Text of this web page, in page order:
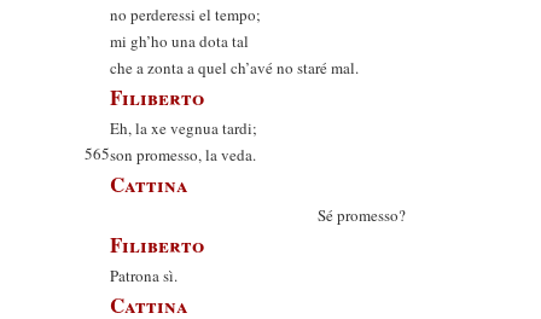
no perderessi el tempo;
mi gh’ho una dota tal
che a zonta a quel ch’avé no staré mal.
Filiberto
Eh, la xe vegnua tardi;
565son promesso, la veda.
Cattina
Sé promesso?
Filiberto
Patrona sì.
Cattina